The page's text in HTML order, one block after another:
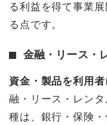
る利益を得て事業
る点です。
金融・リース・
資金・製品を利用
融・リース・レン
種は、銀行・保険